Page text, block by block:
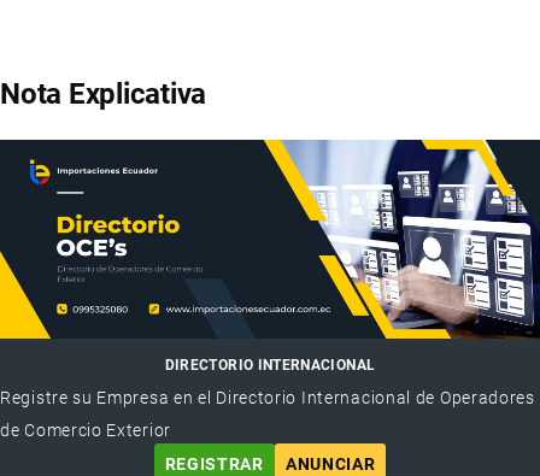
Nota Explicativa
DIRECTORIO INTERNACIONAL
Registre su Empresa en el Directorio Internacional de Operadores
de Comercio Exterior
REGISTRAR
ANUNCIAR